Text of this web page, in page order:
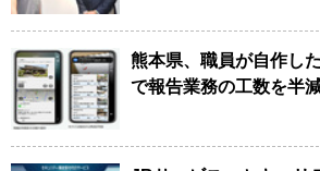
熊本県、職員が自作し
で報告業務の工数を半